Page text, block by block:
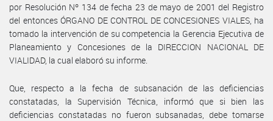
por Resolución Nº 134 de fecha 23 de mayo de 2001 del Registro
del entonces ÓRGANO DE CONTROL DE CONCESIONES VIALES, ha
tomado la intervención de su competencia la Gerencia Ejecutiva de
Planeamiento y Concesiones de la DIRECCION NACIONAL DE
VIALIDAD, la cual elaboró su informe.
Que, respecto a la fecha de subsanación de las deficiencias
constatadas, la Supervisión Técnica, informó que si bien las
deficiencias constatadas no fueron subsanadas, debe tomarse